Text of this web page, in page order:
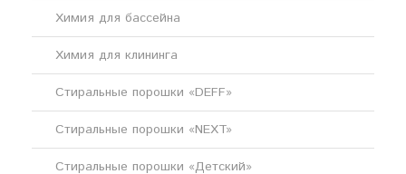
Химия для бассейна
Химия для клининга
Стиральные порошки «DEFF»
Стиральные порошки «NEXT»
Стиральные порошки «Детский»